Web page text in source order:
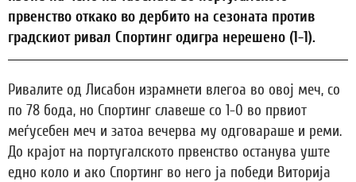
првенство откако во дербито на сезоната против
градскиот ривал Спортинг одигра нерешено (1-1).
Ривалите од Лисабон израмнети влегоа во овој меч, со
по 78 бода, но Спортинг славеше со 1-0 во првиот
меѓусебен меч и затоа вечерва му одговараше и реми.
До крајот на португалското првенство останува уште
едно коло и ако Спортинг во него ја победи Виторија